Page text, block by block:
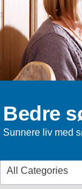
Bedre
Sunnere liv med